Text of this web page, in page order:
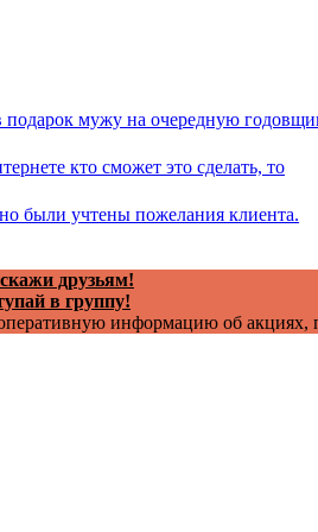
подарок мужу на очередную
кто сможет это сделать, то
были учтены пожелания клиента.
друзьям!
в группу!
информацию об акциях,